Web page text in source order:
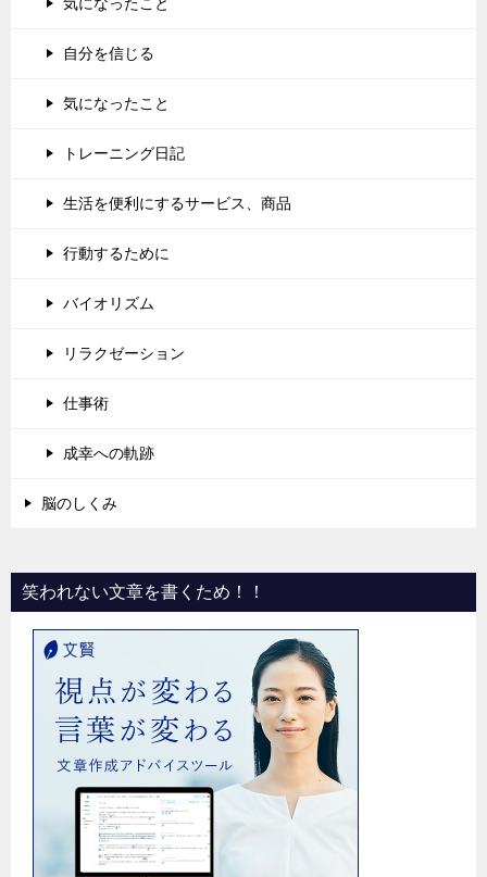
気になったこと
自分を信じる
気になったこと
トレーニング日記
生活を便利にするサービス、商品
行動するために
バイオリズム
リラクゼーション
仕事術
成幸への軌跡
脳のしくみ
笑われない文章を書くため！！